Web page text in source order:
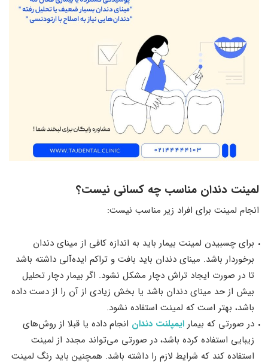
لمینت دندان مناسب چه کسانی نیست؟
انجام لمینت برای افراد زیر مناسب نیست:
برای چسبیدن لمینت بیمار باید به اندازه کافی از مینای دندان
برخوردار باشد. مینای دندان باید بافت و تراکم ایده‌آلی داشته باشد
تا در صورت ایجاد تراش دچار مشکل نشود. اگر بیمار دچار تحلیل
بیش از حد مینای دندان باشد یا بخش زیادی از آن را از دست داده
باشد، بهتر است که لمینت استفاده نشود.
در صورتی که بیمار ایمپلنت دندان انجام داده یا قبلا از روش‌های
زیبایی استفاده کرده باشد، در صورتی می‌تواند مجدد از لمینت
استفاده کند که شرایط لازم را داشته باشد. همچنین باید رنگ لمینت